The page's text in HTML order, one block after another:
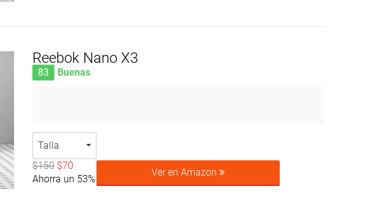
Reebok Nano X3
83 Buenas
Talla
$150 $70
Ahorra un 53%
Ver en Amazon